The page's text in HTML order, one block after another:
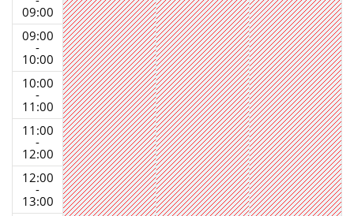
09:00
09:00
-
10:00
10:00
-
11:00
11:00
-
12:00
12:00
-
13:00